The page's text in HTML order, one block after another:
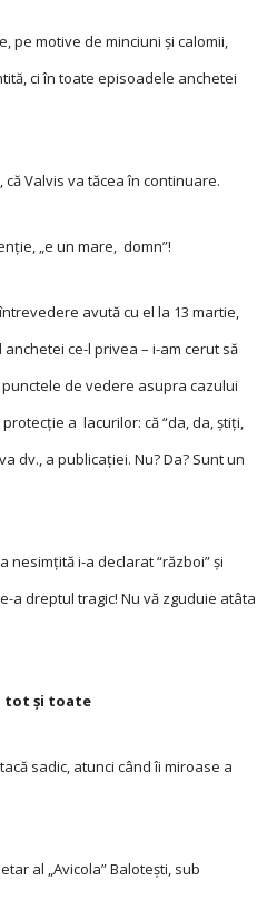
pe motive de minciuni şi calomii,
ci în toate episoadele anchetei
că Valvis va tăcea în continuare.
„e un mare, domn”!
avută cu el la 13 martie,
ce-l privea – i-am cerut să
de vedere asupra cazului
a lacurilor: că “da, da, ştiţi,
dv., a publicaţiei. Nu? Da? Sunt un
ne­simţită i-a de­clarat “război” şi
a dreptul tragic! Nu vă zguduie atâta
tot şi toate
sadic, atunci când îi miroase a
al „Avicola” Baloteşti, sub